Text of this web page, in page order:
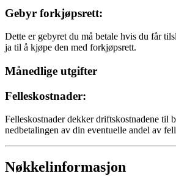
Gebyr forkjøpsrett:
Dette er gebyret du må betale hvis du får
ja til å kjøpe den med forkjøpsrett.
Månedlige utgifter
Felleskostnader:
Felleskostnader dekker driftskostnadene til
nedbetalingen av din eventuelle andel av
Nøkkelinformasjon